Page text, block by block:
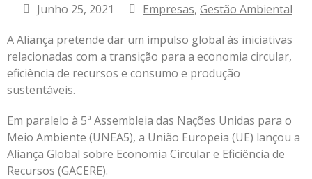
Junho 25, 2021
Empresas, Gestão Ambiental
A Aliança pretende dar um impulso global às iniciativas
relacionadas com a transição para a economia circular,
eficiência de recursos e consumo e produção
sustentáveis.
Em paralelo à 5ª Assembleia das Nações Unidas para o
Meio Ambiente (UNEA5), a União Europeia (UE) lançou a
Aliança Global sobre Economia Circular e Eficiência de
Recursos (GACERE).